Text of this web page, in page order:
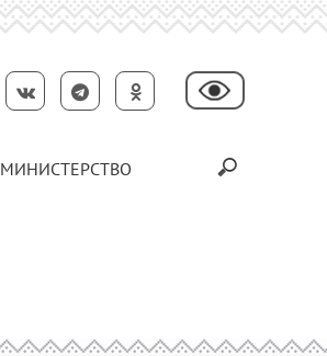
МИНИСТЕРСТВО